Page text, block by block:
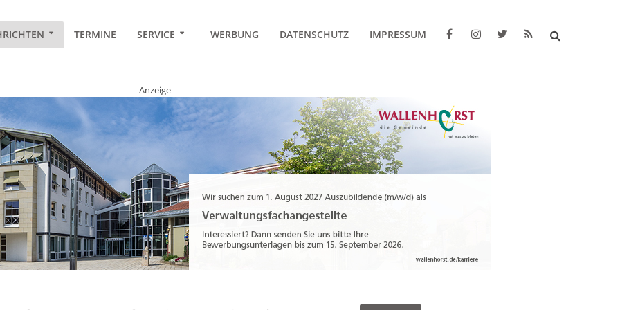
TERMINE SERVICE WERBUNG DATENSCHUTZ IMPRESSUM
Anzeige